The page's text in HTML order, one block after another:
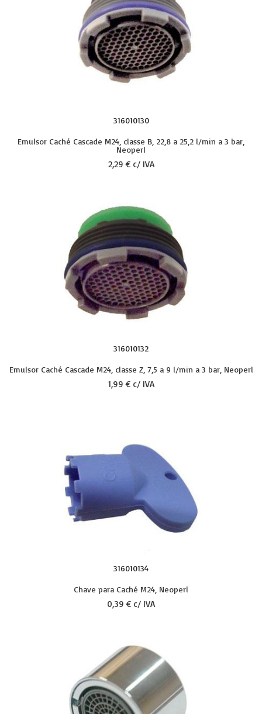
316010130
Emulsor Caché Cascade M24, classe B, 22,8 a 25,2 l/min a 3 bar,
Neoperl
2,29 € c/ IVA
316010132
Emulsor Caché Cascade M24, classe Z, 7,5 a 9 l/min a 3 bar, Neoperl
1,99 € c/ IVA
316010134
Chave para Caché M24, Neoperl
0,39 € c/ IVA